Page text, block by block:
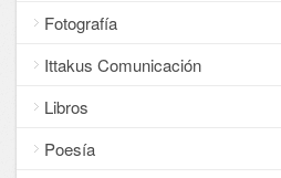
Fotografía
Ittakus Comunicación
Libros
Poesía